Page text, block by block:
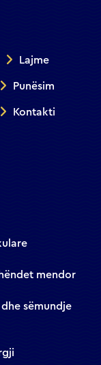
Lajme
Punësim
Kontakti
mendor
sëmundje